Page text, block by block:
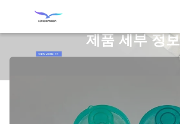
제품 세부 정보